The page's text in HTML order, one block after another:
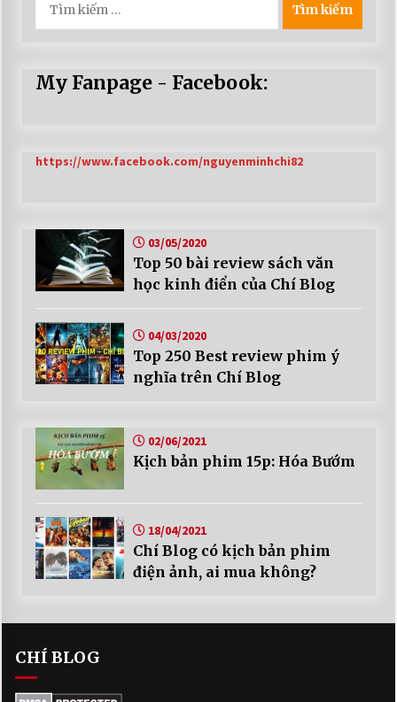
kiếm
cho:
My Fanpage - Facebook:
https://www.facebook.com/nguyenminhchi82
03/05/2020
Top 50 bài review sách văn
học kinh điển của Chí Blog
04/03/2020
Top 250 Best review phim ý
nghĩa trên Chí Blog
02/06/2021
Kịch bản phim 15p: Hóa Bướm
18/04/2021
Chí Blog có kịch bản phim
điện ảnh, ai mua không?
CHÍ BLOG